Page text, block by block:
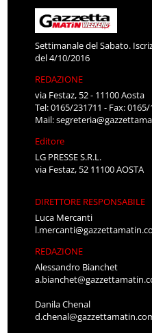
Settimanale del Sabato.
del 4/10/2016
REDAZIONE
via Festaz, 52 - 11100 Aosta
Tel: 0165/231711 - Fax: 0165/
Mail:
Editore
LG PRESSE S.R.L.
via Festaz, 52 11100 AOSTA
DIRETTORE RESPONSABILE
Luca Mercanti
REDAZIONE
Alessandro Bianchet
Danila Chenal